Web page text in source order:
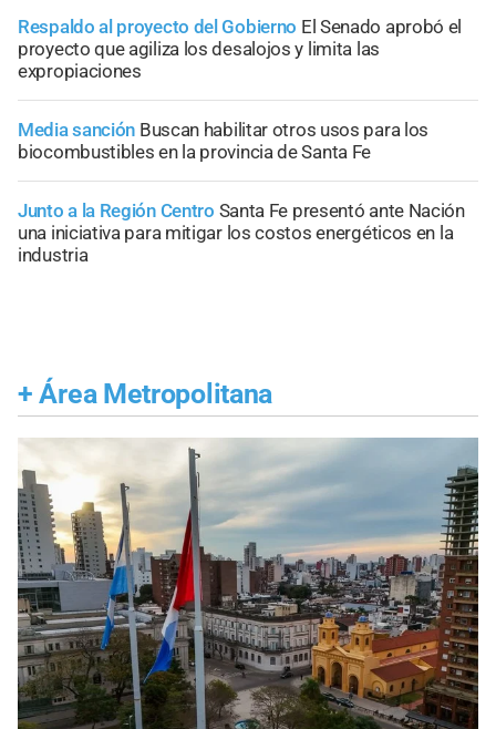
Respaldo al proyecto del Gobierno El Senado aprobó el
proyecto que agiliza los desalojos y limita las
expropiaciones
Media sanción Buscan habilitar otros usos para los
biocombustibles en la provincia de Santa Fe
Junto a la Región Centro Santa Fe presentó ante Nación
una iniciativa para mitigar los costos energéticos en la
industria
+ Área Metropolitana